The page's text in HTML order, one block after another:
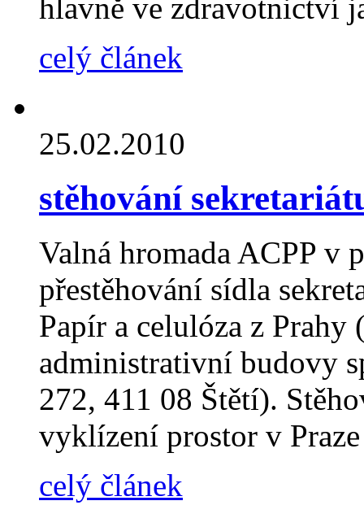
hlavně ve zdravotnictví
celý článek
25.02.2010
stěhování
Valná hromada ACPP v
přestěhování sídla
Papír a celulóza z Prahy
administrativní budovy
272, 411 08 Štětí).
vyklízení prostor v
celý článek